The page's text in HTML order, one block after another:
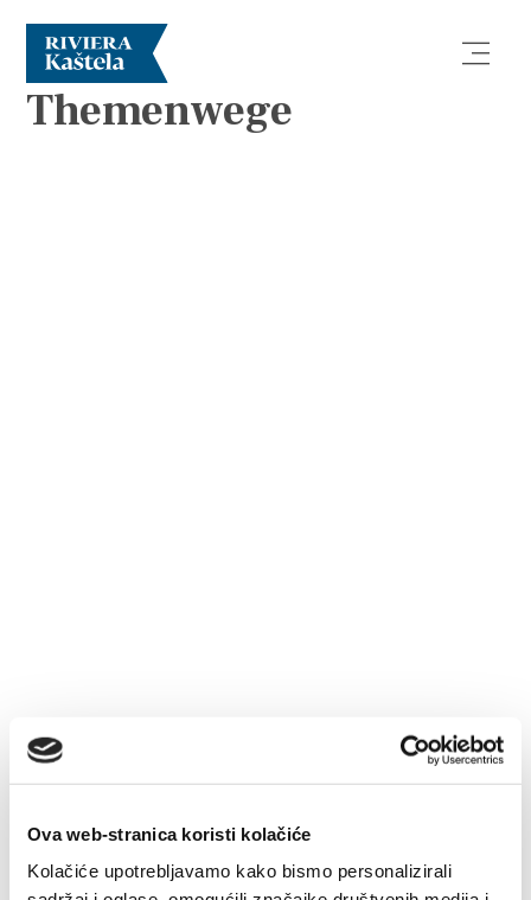
Ova web-stranica koristi kolačiće
Kolačiće upotrebljavamo kako bismo personalizirali
de
+385 21 227 933
KARTEN
Themenwege